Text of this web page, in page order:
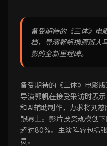
备受期待的《三体》电
档，导演郭帆携原班人
影的全新里程碑。
备受期待的《三体》电影
导演郭帆在接受采访时表
和AI辅助制作，力求将刘
银幕上。影片投资规模创
超过80%。主演阵容包括
员。